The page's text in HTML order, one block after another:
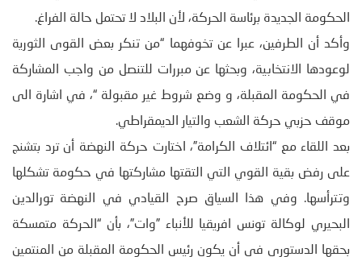
الحكومة الجديدة برئاسة الحركة، لأن البلاد لا تحتمل حالة الفراغ.
وأكد أن الطرفين، عبرا عن تخوفهما “من تنكر بعض القوى الثورية
لوعودها الانتخابية، وبحثها عن مبررات للتنصل من واجب المشاركة
في الحكومة المقبلة، و وضع شروط غير مقبولة “، في اشارة الى
موقف حزبي حركة الشعب والتيار الديمقراطي.
بعد اللقاء مع “ائتلاف الكرامة”، اختارت حركة النهضة أن ترد بتشنج
على رفض بقية القوي التي التقتها مشاركتها في حكومة تشكلها
وتترأسها. وفي هذا السياق صرح القيادي في النهضة تورالدين
البحيري لوكالة تونس افريقيا للأنباء ”وات”، بأن “الحركة متمسكة
بحقها الدستوري في أن يكون رئيس الحكومة المقبلة من المنتمين